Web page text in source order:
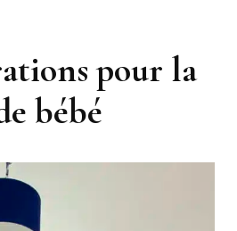
pour la
bébé